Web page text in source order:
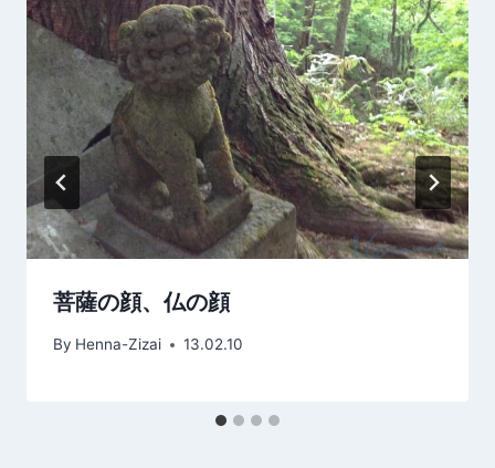
ョ
ン
菩薩の顔、仏の顔
By Henna-Zizai 13.02.10